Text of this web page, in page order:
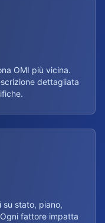
OMI più vicina.
dettagliata
su stato, piano,
fattore impatta